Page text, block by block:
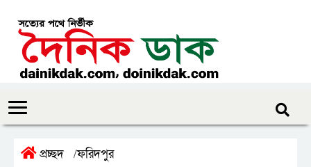
প্রচ্ছদ /ফরিদপুর